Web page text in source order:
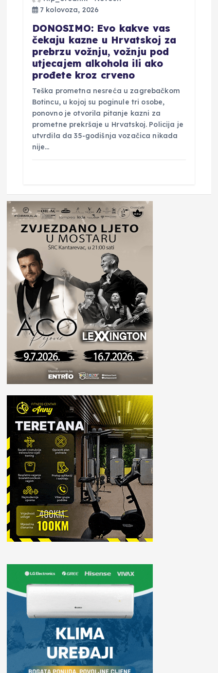
7 kolovoza, 2026
DONOSIMO: Evo kakve vas
čekaju kazne u Hrvatskoj za
prebrzu vožnju, vožnju pod
utjecajem alkohola ili ako
prođete kroz crveno
Teška prometna nesreća u zagrebačkom
Botincu, u kojoj su poginule tri osobe,
ponovno je otvorila pitanje kazni za
prometne prekršaje u Hrvatskoj. Policija je
utvrdila da 35-godišnja vozačica nikada
nije…